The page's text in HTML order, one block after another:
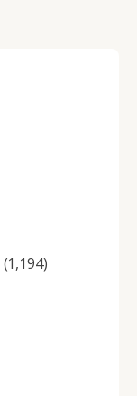
(1,194)